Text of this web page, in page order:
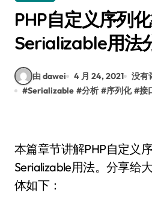
PHP自定义序列
Serializable用法
由 dawei 4 月 24, 2021
没有
#Serializable #分析 #序列化 #接
本篇章节讲解PHP自定义
Serializable用法。分享给
体如下：